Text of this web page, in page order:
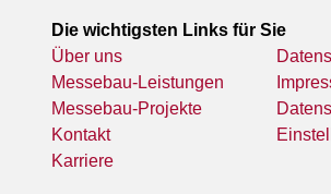
Die wichtigsten Links für Sie
Über uns
Messebau-Leistungen
Messebau-Projekte
Kontakt
Karriere